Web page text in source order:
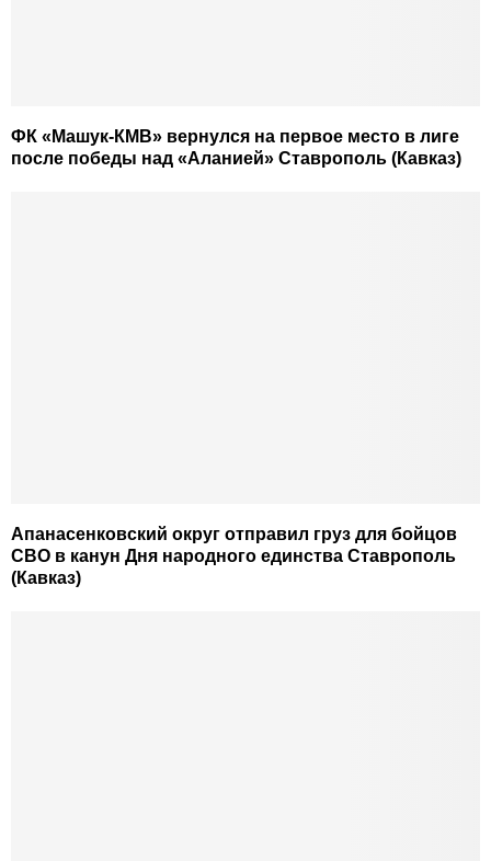
ФК «Машук-КМВ» вернулся на первое место в лиге
после победы над «Аланией» Ставрополь (Кавказ)
Апанасенковский округ отправил груз для бойцов
СВО в канун Дня народного единства Ставрополь
(Кавказ)